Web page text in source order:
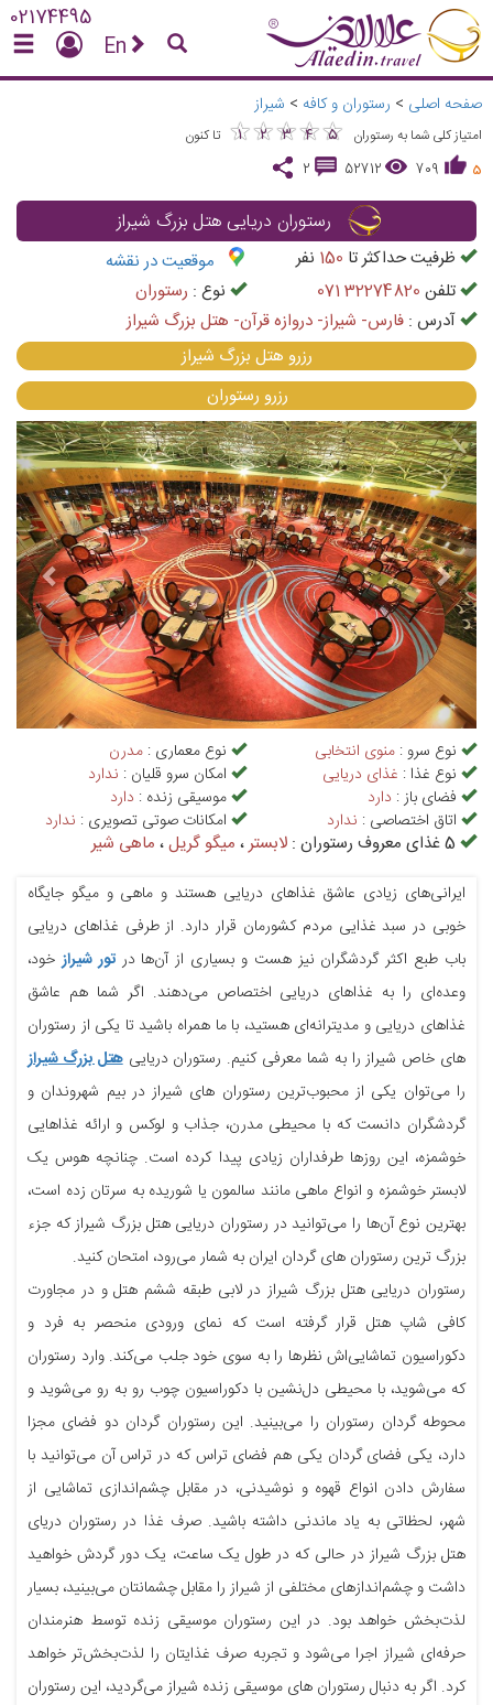
02174495
En
صفحه اصلی > رستوران و کافه > شیراز
امتیاز کلی شما به رستوران ★
1 ★
2 ★
3 ★
4 ★
5
★★★★★
تا کنون
5
709
52712
2
رستوران دریایی هتل بزرگ شیراز
ظرفیت حداکثر تا 150 نفر
موقعیت در نقشه
تلفن 071 32274820 نوع : رستوران
آدرس : فارس- شيراز- دروازه قرآن- هتل بزرگ شيراز
رزرو هتل بزرگ شیراز
رزرو رستوران
Next
نوع سرو : منوی انتخابی نوع معماری : مدرن
نوع غذا : غذای دریایی امکان سرو قلیان : ندارد
فضای باز : دارد موسیقی زنده : دارد
اتاق اختصاصی : ندارد امکانات صوتی تصویری : ندارد
5 غذای معروف رستوران : لابستر، میگو گریل، ماهی شیر
ایرانی‌های زیادی عاشق غذاهای دریایی هستند و ماهی و میگو جایگاه
خوبی در سبد غذایی مردم کشورمان قرار دارد. از طرفی غذاهای دریایی
باب طبع اکثر گردشگران نیز هست و بسیاری از آن‌ها درتور شیرازخود،
وعده‌ای را به غذاهای دریایی اختصاص می‌دهند. اگر شما هم عاشق
غذاهای دریایی و مدیترانه‌ای هستید، با ما همراه باشید تا یکی از رستوران
های خاص شیراز را به شما معرفی کنیم. رستوران دریاییهتل بزرگ شیراز
را می‌توان یکی از محبوب‌ترین رستوران های شیراز در بیم شهروندان و
گردشگران دانست که با محیطی مدرن، جذاب و لوکس و ارائه غذاهایی
خوشمزه، این روزها طرفداران زیادی پیدا کرده است. چنانچه هوس یک
لابستر خوشمزه و انواع ماهی مانند سالمون یا شوریده به سرتان زده است،
بهترین نوع آن‌ها را می‌توانید در رستوران دریایی هتل بزرگ شیراز که جزء
بزرگ ترین رستوران های گردان ایران به شمار می‌رود، امتحان کنید.
رستوران دریایی هتل بزرگ شیراز در لابی طبقه ششم هتل و در مجاورت
کافی شاپ هتل قرار گرفته است که نمای ورودی منحصر به فرد و
دکوراسیون تماشایی‌اش نظرها را به سوی خود جلب می‌کند. وارد رستوران
که می‌شوید، با محیطی دل‌نشین با دکوراسیون چوب رو به رو می‌شوید و
محوطه گردان رستوران را می‌بینید. این رستوران گردان دو فضای مجزا
دارد، یکی فضای گردان یکی هم فضای تراس که در تراس آن می‌توانید با
سفارش دادن انواع قهوه و نوشیدنی، در مقابل چشم‌اندازی تماشایی از
شهر، لحظاتی به یاد ماندنی داشته باشید. صرف غذا در رستوران دریای
هتل بزرگ شیراز در حالی که در طول یک ساعت، یک دور گردش خواهید
داشت و چشم‌اندازهای مختلفی از شیراز را مقابل چشمانتان می‌بینید، بسیار
لذت‌بخش خواهد بود. در این رستوران موسیقی زنده توسط هنرمندان
حرفه‌ای شیراز اجرا می‌شود و تجربه صرف غذایتان را لذت‌بخش‌تر خواهد
کرد. اگر به دنبال رستوران های موسیقی زنده شیراز می‌گردید، این رستوران